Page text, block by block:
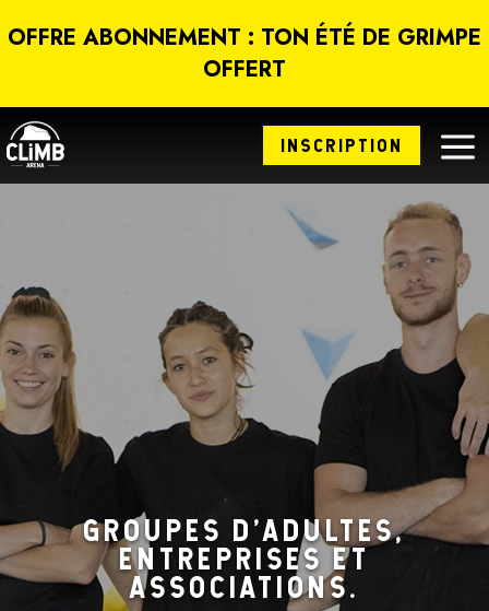
OFFRE ABONNEMENT : TON ÉTÉ DE GRIMPE
OFFERT
INSCRIPTION a
GROUPES D’ADULTES,
ENTREPRISES ET
ASSOCIATIONS.